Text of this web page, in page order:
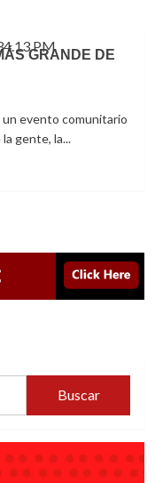
GRANDE DE
un evento comunitario
gente, la...